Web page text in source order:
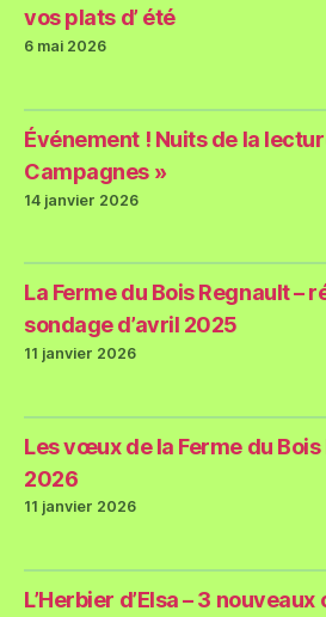
vos plats d’ été
6 mai 2026
Événement ! Nuits de la
Campagnes »
14 janvier 2026
La Ferme du Bois Regnault –
sondage d’avril 2025
11 janvier 2026
Les vœux de la Ferme du
2026
11 janvier 2026
L’Herbier d’Elsa – 3